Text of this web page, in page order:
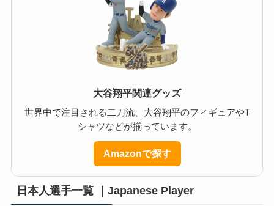
大谷翔平関連グッズ
世界中で注目される二刀流、大谷翔平のフィギュアやT
シャツなどが揃っています。
Amazonで探す
日本人選手一覧 ｜Japanese Player